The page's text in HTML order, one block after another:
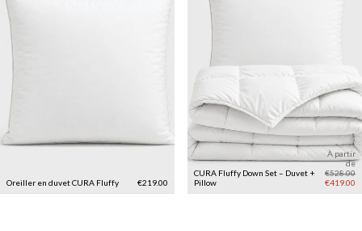
Oreiller en duvet CURA Fluffy €219.00
CURA Fluffy Down Set – Duvet +
Pillow
À partir
de
€528.00
€419.00